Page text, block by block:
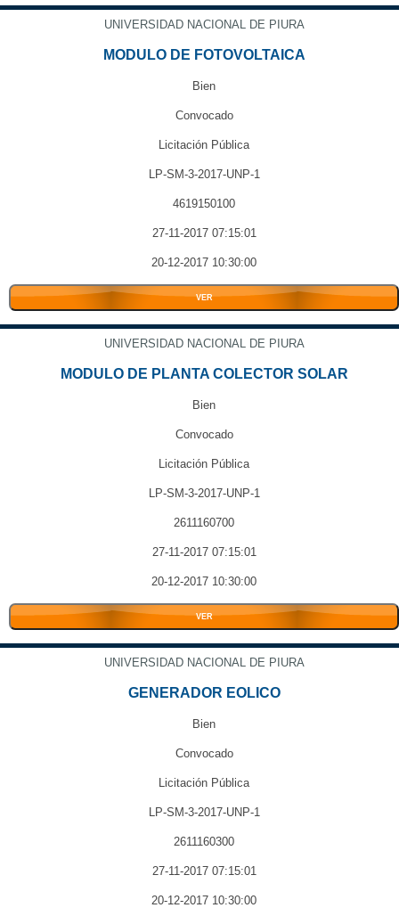
UNIVERSIDAD NACIONAL DE PIURA
MODULO DE FOTOVOLTAICA
Bien
Convocado
Licitación Pública
LP-SM-3-2017-UNP-1
4619150100
27-11-2017 07:15:01
20-12-2017 10:30:00
VER
UNIVERSIDAD NACIONAL DE PIURA
MODULO DE PLANTA COLECTOR SOLAR
Bien
Convocado
Licitación Pública
LP-SM-3-2017-UNP-1
2611160700
27-11-2017 07:15:01
20-12-2017 10:30:00
VER
UNIVERSIDAD NACIONAL DE PIURA
GENERADOR EOLICO
Bien
Convocado
Licitación Pública
LP-SM-3-2017-UNP-1
2611160300
27-11-2017 07:15:01
20-12-2017 10:30:00